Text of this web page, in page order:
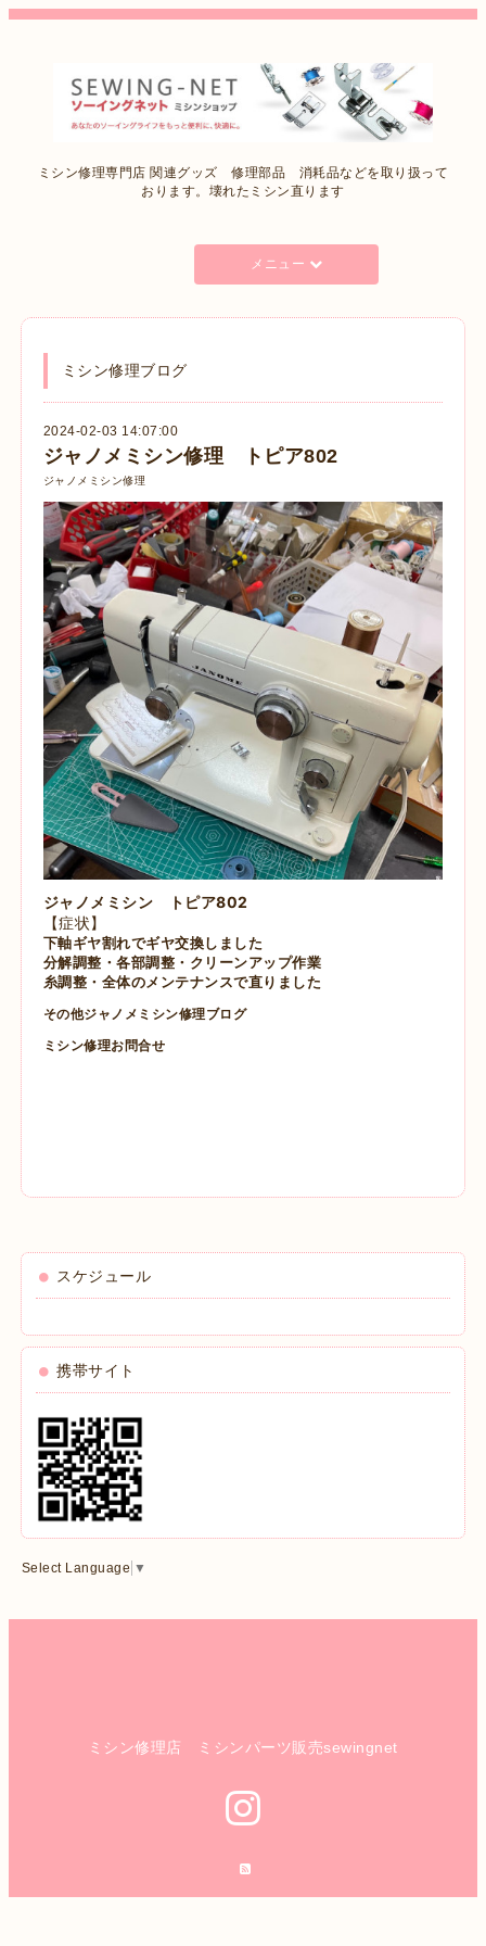
ミシン修理専門店 関連グッズ 修理部品 消耗品などを取り扱って
おります。壊れたミシン直ります
メニュー
ミシン修理ブログ
2024-02-03 14:07:00
ジャノメミシン修理 トピア802
ジャノメミシン修理
ジャノメミシン トピア802
【症状】
下軸ギヤ割れでギヤ交換しました
分解調整・各部調整・ クリーンアップ作業
糸調整・全体のメンテナンスで直りました
その他ジャノメミシン修理ブログ
ミシン修理お問合せ
スケジュール
携帯サイト
Select Language ▼
ミシン修理店 ミシンパーツ販売sewingnet